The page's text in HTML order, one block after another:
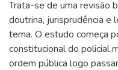
Trata-se de uma revisão
doutrina, jurisprudência e
tema. O estudo começa
constitucional do policial
ordem pública logo